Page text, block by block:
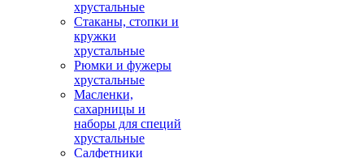
хрустальные
Стаканы, стопки и
кружки
хрустальные
Рюмки и фужеры
хрустальные
Масленки,
сахарницы и
наборы для специй
хрустальные
Салфетники